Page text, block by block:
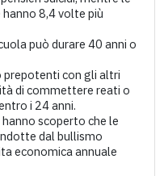
8,4 volte più
può durare 40 anni o
prepotenti con gli altri
di commettere reati o
i 24 anni.
scoperto che le
dal bullismo
economica annuale